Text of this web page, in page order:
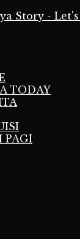
Story -
TODAY
PAGI